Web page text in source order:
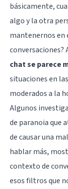
básicamente,
algo y la otra
mantenernos en
conversaciones?
chat se parece
situaciones en
moderados a la
Algunos
de paranoia que
de causar una
hablar más,
contexto de
esos filtros que